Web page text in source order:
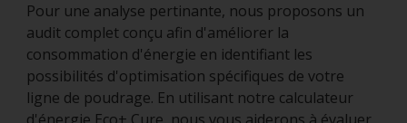
Pour une analyse pertinante, nous proposons un
audit complet conçu afin d'améliorer la
consommation d'énergie en identifiant les
possibilités d'optimisation spécifiques de votre
ligne de poudrage. En utilisant notre calculateur